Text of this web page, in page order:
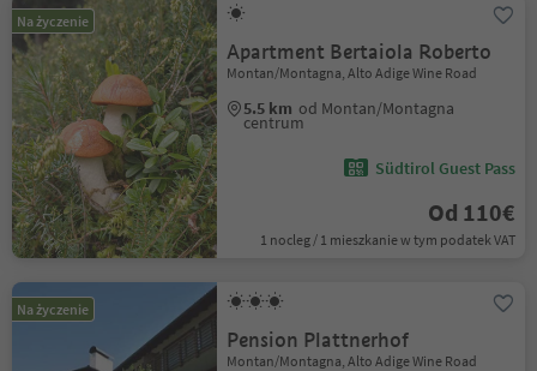
Na życzenie
Apartment Bertaiola Roberto
Montan/Montagna, Alto Adige Wine Road
5.5 km od Montan/Montagna
centrum
Südtirol Guest Pass
Od 110€
1 nocleg / 1 mieszkanie w tym podatek VAT
Na życzenie
Pension Plattnerhof
Montan/Montagna, Alto Adige Wine Road